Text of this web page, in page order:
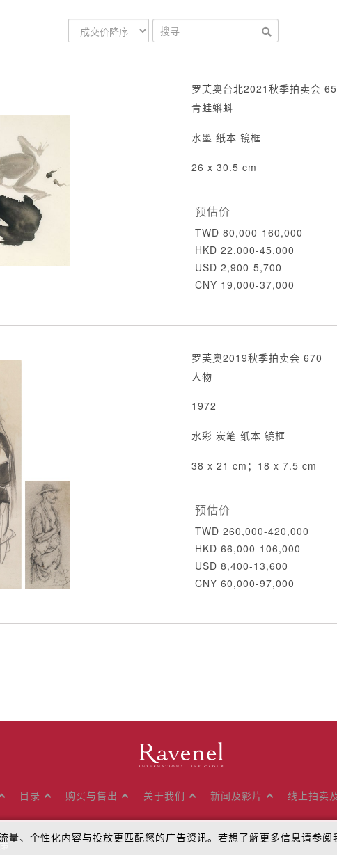
罗芙奥台北2021秋季拍卖会
青蛙蝌蚪
水墨 纸本 镜框
26 x 30.5 cm
预估价
TWD 80,000-160,000
HKD 22,000-45,000
USD 2,900-5,700
CNY 19,000-37,000
罗芙奥2019秋季拍卖会 670
人物
1972
水彩 炭笔 纸本 镜框
38 x 21 cm；18 x 7.5 cm
预估价
TWD 260,000-420,000
HKD 66,000-106,000
USD 8,400-13,600
CNY 60,000-97,000
目录 购买与售出 关于我们 新闻及影片 线上拍卖
量、个性化内容与投放更匹配您的广告资讯。若想了解更多信息请参